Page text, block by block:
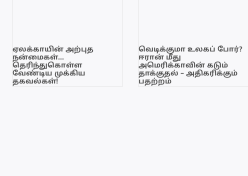
ஏலக்காயின் அற்புத
நன்மைகள்…
தெரிந்துகொள்ள
வேண்டிய முக்கிய
தகவல்கள்!
வெடிக்குமா உலகப் போர்?
ஈரான் மீது
அமெரிக்காவின் கடும்
தாக்குதல் – அதிகரிக்கும்
பதற்றம்